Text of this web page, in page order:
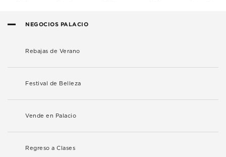
NEGOCIOS PALACIO
Rebajas de Verano
Festival de Belleza
Vende en Palacio
Regreso a Clases